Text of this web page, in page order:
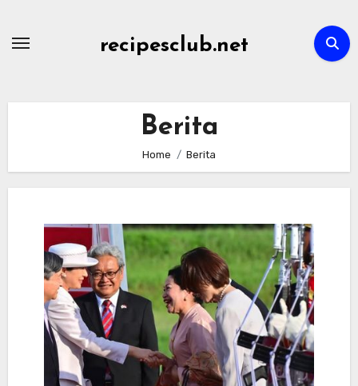
recipesclub.net
Berita
Home Berita